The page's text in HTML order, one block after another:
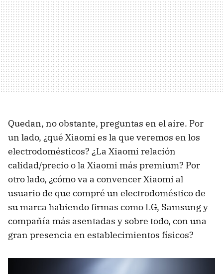
Quedan, no obstante, preguntas en el aire. Por
un lado, ¿qué Xiaomi es la que veremos en los
electrodomésticos? ¿La Xiaomi relación
calidad/precio o la Xiaomi más premium? Por
otro lado, ¿cómo va a convencer Xiaomi al
usuario de que compré un electrodoméstico de
su marca habiendo firmas como LG, Samsung y
compañía más asentadas y sobre todo, con una
gran presencia en establecimientos físicos?